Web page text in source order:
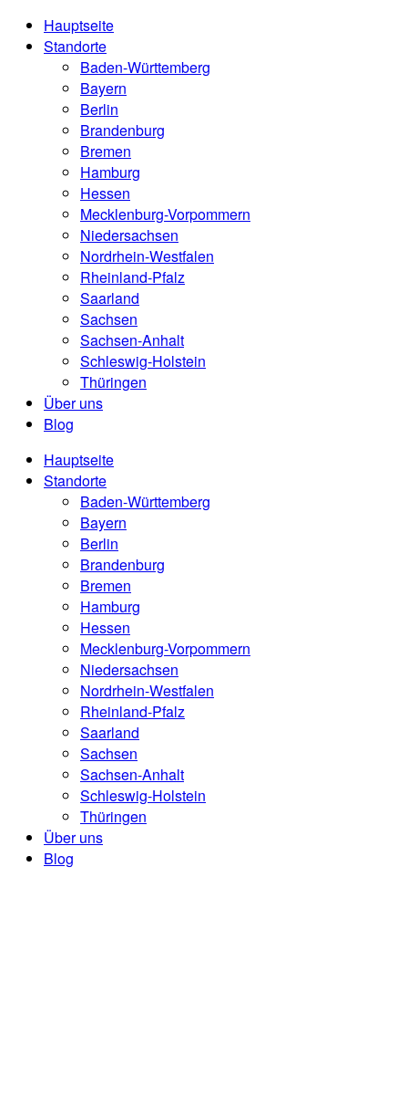
Hauptseite
Standorte
Baden-Württemberg
Bayern
Berlin
Brandenburg
Bremen
Hamburg
Hessen
Mecklenburg-Vorpommern
Niedersachsen
Nordrhein-Westfalen
Rheinland-Pfalz
Saarland
Sachsen
Sachsen-Anhalt
Schleswig-Holstein
Thüringen
Über uns
Blog
Hauptseite
Standorte
Baden-Württemberg
Bayern
Berlin
Brandenburg
Bremen
Hamburg
Hessen
Mecklenburg-Vorpommern
Niedersachsen
Nordrhein-Westfalen
Rheinland-Pfalz
Saarland
Sachsen
Sachsen-Anhalt
Schleswig-Holstein
Thüringen
Über uns
Blog